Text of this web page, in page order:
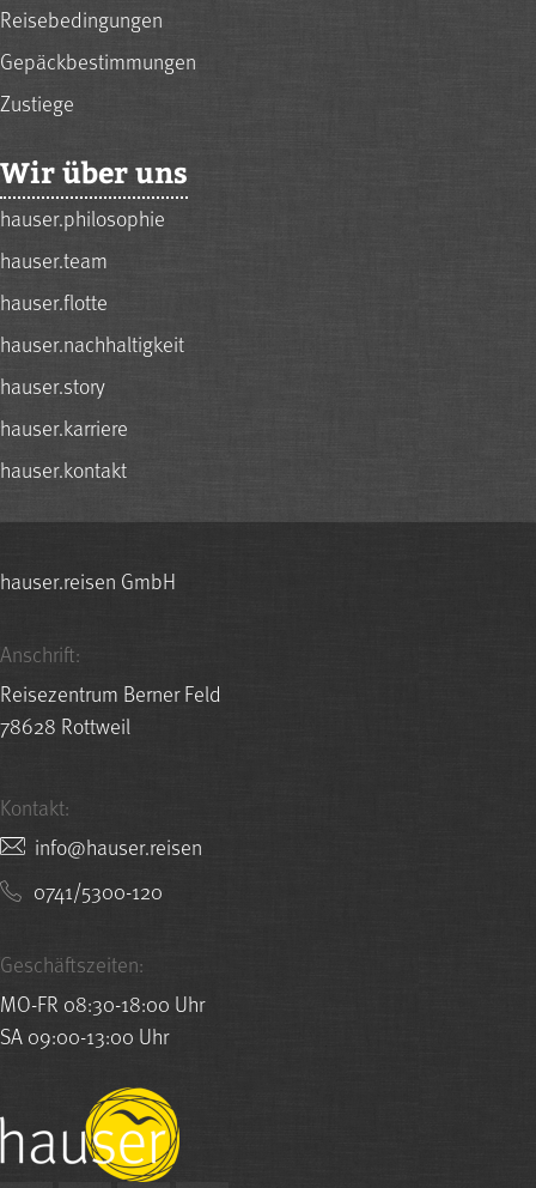
Reisebedingungen
Gepäckbestimmungen
Zustiege
Wir über uns
hauser.philosophie
hauser.team
hauser.flotte
hauser.nachhaltigkeit
hauser.story
hauser.karriere
hauser.kontakt
hauser.reisen GmbH
Anschrift:
Reisezentrum Berner Feld
78628 Rottweil
Kontakt:
nesier.resuah@ofni
0741/5300-120
Geschäftszeiten:
MO-FR 08:30-18:00 Uhr
SA 09:00-13:00 Uhr